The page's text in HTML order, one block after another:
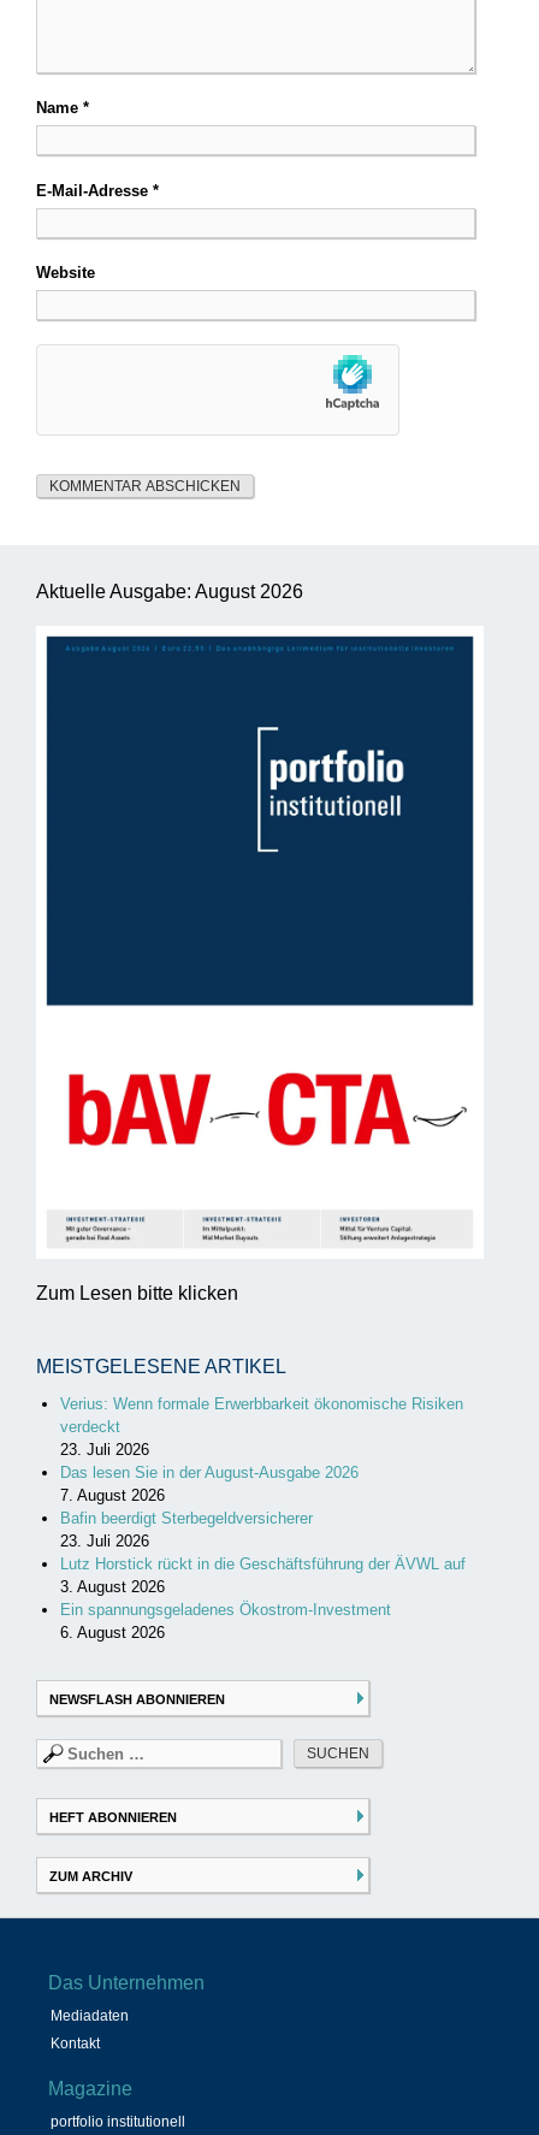
Name *
E-Mail-Adresse *
Website
Aktuelle Ausgabe: August 2026
Zum Lesen bitte klicken
MEISTGELESENE ARTIKEL
Verius: Wenn formale Erwerbbarkeit ökonomische Risiken
verdeckt
23. Juli 2026
Das lesen Sie in der August-Ausgabe 2026
7. August 2026
Bafin beerdigt Sterbegeldversicherer
23. Juli 2026
Lutz Horstick rückt in die Geschäftsführung der ÄVWL auf
3. August 2026
Ein spannungsgeladenes Ökostrom-Investment
6. August 2026
NEWSFLASH ABONNIEREN
Suchen
nach:
HEFT ABONNIEREN
ZUM ARCHIV
Das Unternehmen
Mediadaten
Kontakt
Magazine
portfolio institutionell